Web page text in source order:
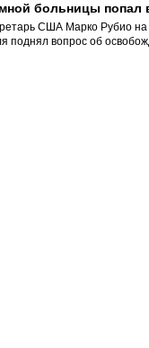
больницы попал
США Марко Рубио
поднял вопрос об